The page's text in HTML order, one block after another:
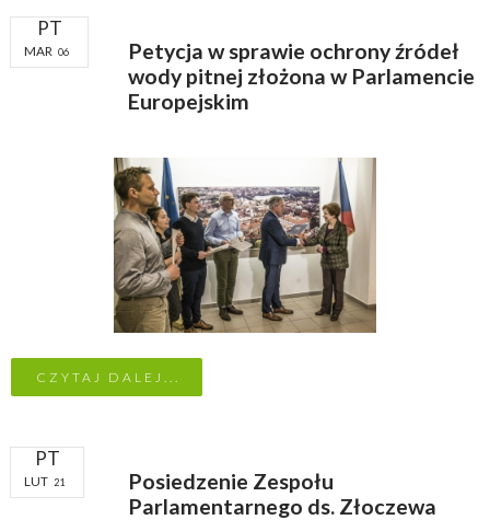
PT
MAR 06
Petycja w sprawie ochrony źródeł
wody pitnej złożona w Parlamencie
Europejskim
CZYTAJ DALEJ...
PT
LUT 21
Posiedzenie Zespołu
Parlamentarnego ds. Złoczewa